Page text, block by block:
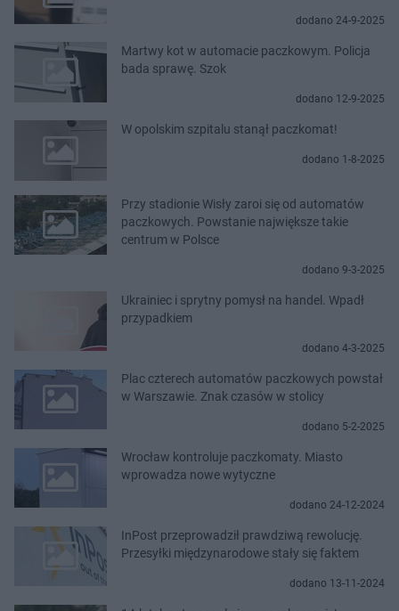
dodano 24-9-2025
Martwy kot w automacie paczkowym. Policja
bada sprawę. Szok
dodano 12-9-2025
W opolskim szpitalu stanął paczkomat!
dodano 1-8-2025
Przy stadionie Wisły zaroi się od automatów
paczkowych. Powstanie największe takie
centrum w Polsce
dodano 9-3-2025
Ukrainiec i sprytny pomysł na handel. Wpadł
przypadkiem
dodano 4-3-2025
Plac czterech automatów paczkowych powstał
w Warszawie. Znak czasów w stolicy
dodano 5-2-2025
Wrocław kontroluje paczkomaty. Miasto
wprowadza nowe wytyczne
dodano 24-12-2024
InPost przeprowadził prawdziwą rewolucję.
Przesyłki międzynarodowe stały się faktem
dodano 13-11-2024